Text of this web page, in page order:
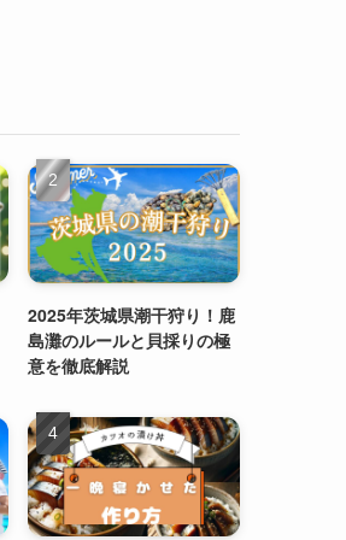
2025年茨城県潮干狩り！鹿
島灘のルールと貝採りの極
意を徹底解説